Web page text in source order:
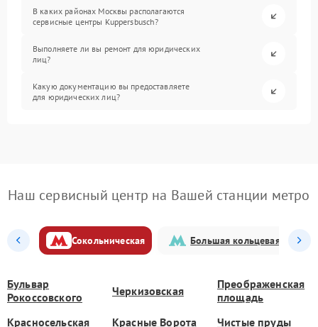
В каких районах Москвы располагаются
сервисные центры Kuppersbusch?
Выполняете ли вы ремонт для юридических
лиц?
Какую документацию вы предоставляете
для юридических лиц?
Наш сервисный центр на Вашей станции метро
Сокольническая Большая кольцевая
Бульвар
Рокоссовского
Черкизовская
Преображенская
площадь
Красносельская
Красные Ворота Чистые пруды